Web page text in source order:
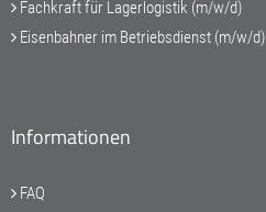
Fachkraft für Lagerlogistik (m/w/d)
Eisenbahner im Betriebsdienst (m/w/d)
Informationen
FAQ